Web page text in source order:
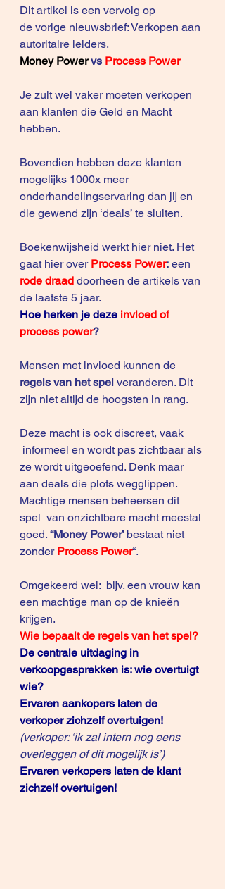
Dit artikel is een vervolg op
de vorige nieuwsbrief: Verkopen aan
autoritaire leiders.
Money Power vs Process Power
Je zult wel vaker moeten verkopen
aan klanten die Geld en Macht
hebben.
Bovendien hebben deze klanten
mogelijks 1000x meer
onderhandelingservaring dan jij en
die gewend zijn ‘deals’ te sluiten.
Boekenwijsheid werkt hier niet. Het
gaat hier over Process Power: een
rode draad doorheen de artikels van
de laatste 5 jaar.
Hoe herken je deze invloed of
process power?
Mensen met invloed kunnen de
regels van het spel veranderen. Dit
zijn niet altijd de hoogsten in rang.
Deze macht is ook discreet, vaak
informeel en wordt pas zichtbaar als
ze wordt uitgeoefend. Denk maar
aan deals die plots wegglippen.
Machtige mensen beheersen dit
spel  van onzichtbare macht meestal
goed. “Money Power’ bestaat niet
zonder Process Power“.
Omgekeerd wel:  bijv. een vrouw kan
een machtige man op de knieën
krijgen.
Wie bepaalt de regels van het spel?
De centrale uitdaging in
verkoopgesprekken is: wie overtuigt
wie?
Ervaren aankopers laten de
verkoper zichzelf overtuigen!
(verkoper: ‘ik zal intern nog eens
overleggen of dit mogelijk is’)
Ervaren verkopers laten de klant
zichzelf overtuigen!